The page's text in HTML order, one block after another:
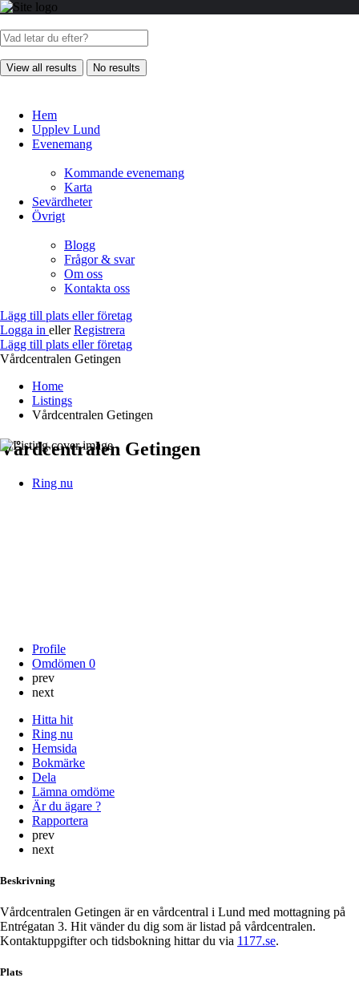
View all results No results
Hem
Upplev Lund
Evenemang
Kommande evenemang
Karta
Sevärdheter
Övrigt
Blogg
Frågor & svar
Om oss
Kontakta oss
Lägg till plats eller företag
Logga in eller Registrera
Lägg till plats eller företag
Vårdcentralen Getingen
Home
Listings
Vårdcentralen Getingen
Vårdcentralen Getingen
Ring nu
Profile
Omdömen 0
prev
next
Hitta hit
Ring nu
Hemsida
Bokmärke
Dela
Lämna omdöme
Är du ägare ?
Rapportera
prev
next
Beskrivning
Vårdcentralen Getingen är en vårdcentral i Lund med mottagning på
Entrégatan 3. Hit vänder du dig som är listad på vårdcentralen.
Kontaktuppgifter och tidsbokning hittar du via 1177.se.
Plats